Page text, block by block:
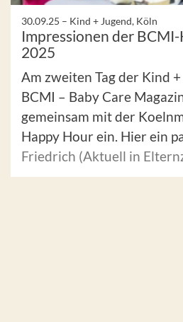
30.09.25 – Kind + Jugend, Köln
Impressionen der
2025
Am zweiten Tag der Kind
BCMI – Baby Care
gemeinsam mit der
Happy Hour ein. Hier ein
Friedrich (Aktuell in